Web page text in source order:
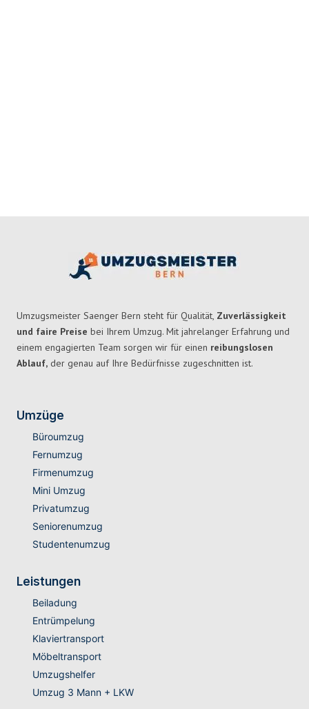
Umzugsmeister Saenger Bern steht für Qualität, Zuverlässigkeit
und faire Preise bei Ihrem Umzug. Mit jahrelanger Erfahrung und
einem engagierten Team sorgen wir für einen reibungslosen
Ablauf, der genau auf Ihre Bedürfnisse zugeschnitten ist.
Umzüge
Büroumzug
Fernumzug
Firmenumzug
Mini Umzug
Privatumzug
Seniorenumzug
Studentenumzug
Leistungen
Beiladung
Entrümpelung
Klaviertransport
Möbeltransport
Umzugshelfer
Umzug 3 Mann + LKW